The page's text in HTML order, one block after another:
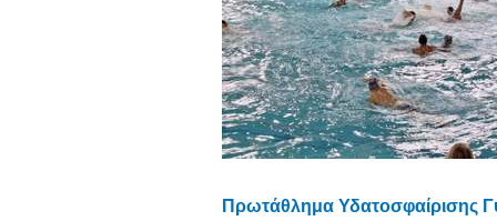
Πρωτάθλημα Υδατοσφαίρισης